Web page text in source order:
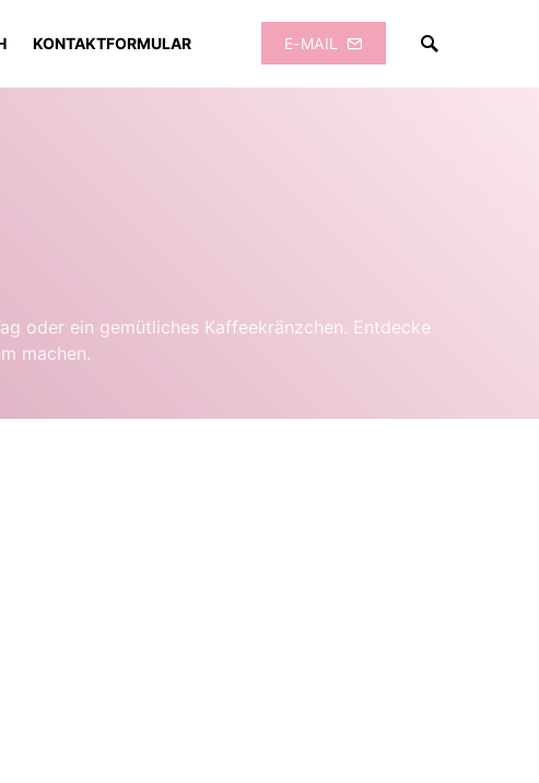
KONTAKTFORMULAR E-MAIL
oder ein gemütliches Kaffeekränzchen. Entdecke
machen.